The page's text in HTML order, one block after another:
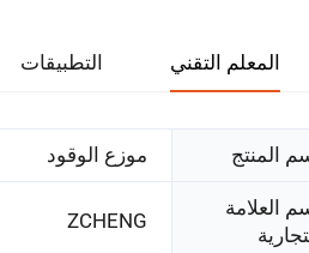
المعلم التقني التطبيقات
المنتج موزع الوقود
العلامة
ZCHENG